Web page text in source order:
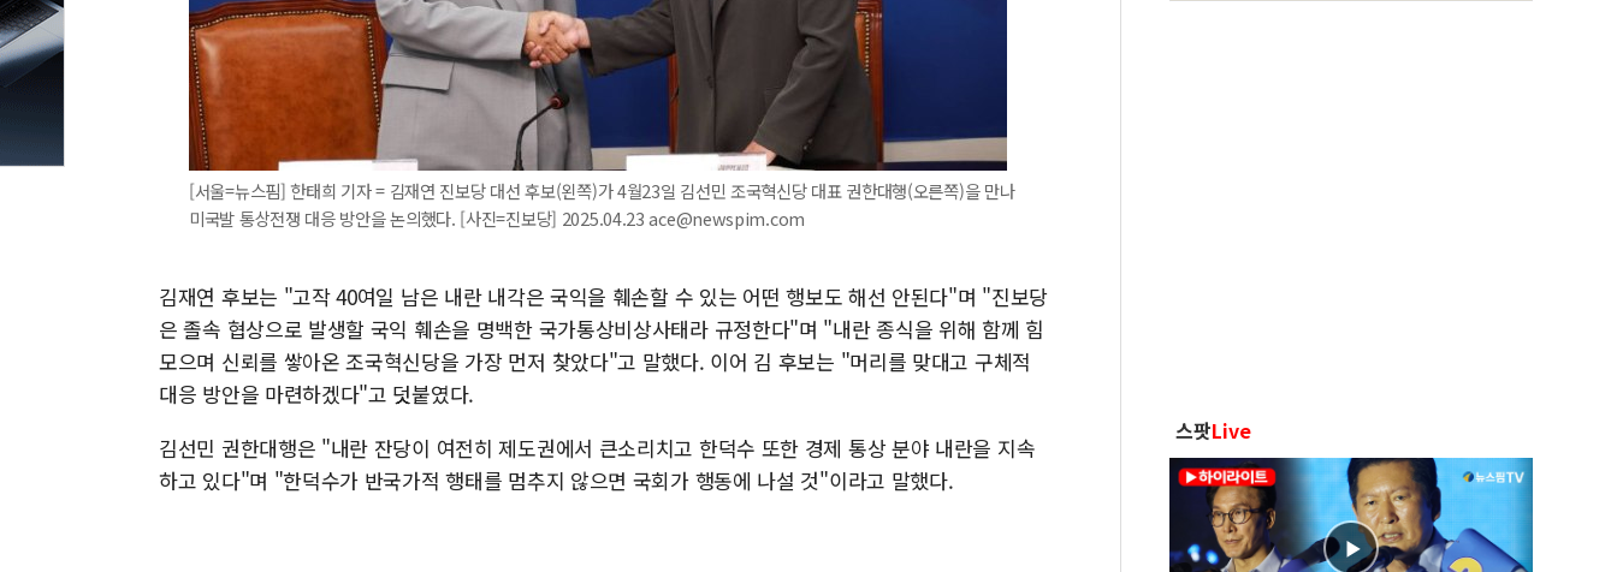
[서울=뉴스핌] 한태희 기자 = 김재연 진보당 대선 후보(왼쪽)가 4월23일 김선민 조국혁신당 대표 권한대행(오른쪽)을 만나
미국발 통상전쟁 대응 방안을 논의했다. [사진=진보당] 2025.04.23 ace@newspim.com
김재연 후보는 "고작 40여일 남은 내란 내각은 국익을 훼손할 수 있는 어떤 행보도 해선 안된다"며 "진보당
은 졸속 협상으로 발생할 국익 훼손을 명백한 국가통상비상사태라 규정한다"며 "내란 종식을 위해 함께 힘
모으며 신뢰를 쌓아온 조국혁신당을 가장 먼저 찾았다"고 말했다. 이어 김 후보는 "머리를 맞대고 구체적
대응 방안을 마련하겠다"고 덧붙였다.
김선민 권한대행은 "내란 잔당이 여전히 제도권에서 큰소리치고 한덕수 또한 경제 통상 분야 내란을 지속
하고 있다"며 "한덕수가 반국가적 행태를 멈추지 않으면 국회가 행동에 나설 것"이라고 말했다.
스팟Live